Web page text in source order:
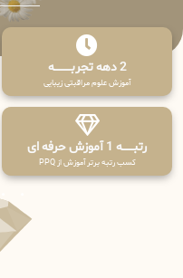
2 دهه تجربـــــــــه
آموزش علوم مراقبتی زیبایی
رتبــــــه 1 آموزش حرفه ای
کسب رتبه برتر آموزش از PPQ